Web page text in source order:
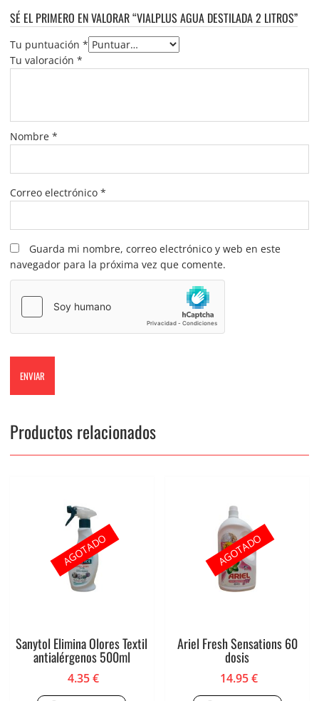
SÉ EL PRIMERO EN VALORAR “VIALPLUS AGUA DESTILADA 2 LITROS”
Tu puntuación *
Tu valoración *
Nombre *
Correo electrónico *
Guarda mi nombre, correo electrónico y web en este
navegador para la próxima vez que comente.
Productos relacionados
Sanytol Elimina Olores Textil
antialérgenos 500ml
4.35€
AGOTADO
Ariel Fresh Sensations 60
dosis
14.95€
AGOTADO